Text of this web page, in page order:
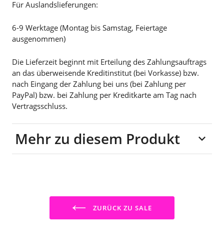
Für Auslandslieferungen:
6-9 Werktage (Montag bis Samstag, Feiertage
ausgenommen)
Die Lieferzeit beginnt mit Erteilung des Zahlungsauftrags
an das überweisende Kreditinstitut (bei Vorkasse) bzw.
nach Eingang der Zahlung bei uns (bei Zahlung per
PayPal) bzw. bei Zahlung per Kreditkarte am Tag nach
Vertragsschluss.
Mehr zu diesem Produkt
ZURÜCK ZU SALE